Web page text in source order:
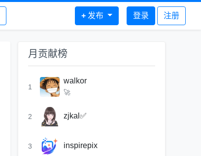
+ 发布 登录 注册
月贡献榜
1
walkor
🚀
2 zjkal✅
3 inspirepix